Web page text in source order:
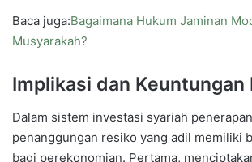
Baca juga:Bagaimana Hukum Jaminan
Musyarakah?
Implikasi dan Keuntungan
Dalam sistem investasi syariah
penanggungan resiko yang adil memiliki
bagi perekonomian. Pertama,